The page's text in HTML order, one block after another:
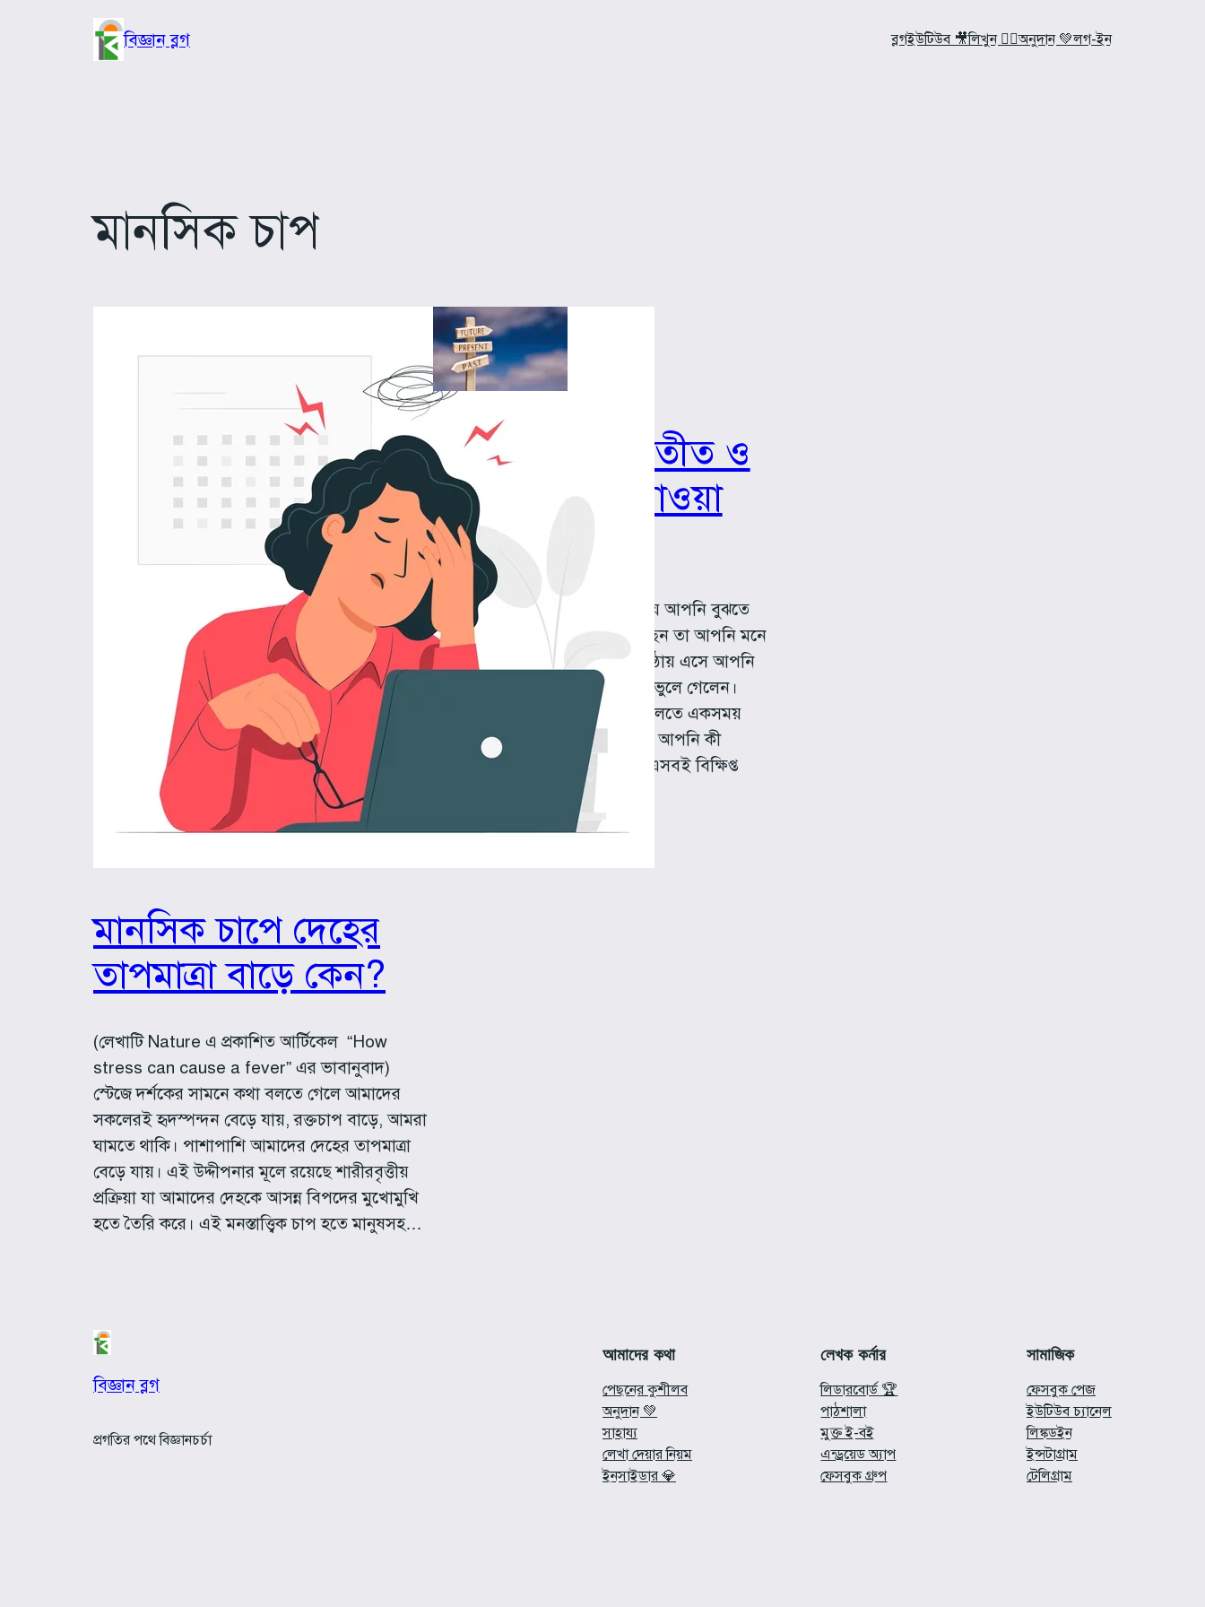
বিজ্ঞান ব্লগ ব্লগইউটিউব 🎥লিখুন ✍🏼অনুদান 💚লগ-ইন
মানসিক চাপ
মানসিক চাপে দেহের
তাপমাত্রা বাড়ে কেন?
(লেখাটি Nature এ প্রকাশিত আর্টিকেল “How
stress can cause a fever” এর ভাবানুবাদ)
স্টেজে দর্শকের সামনে কথা বলতে গেলে আমাদের
সকলেরই হৃদস্পন্দন বেড়ে যায়, রক্তচাপ বাড়ে, আমরা
ঘামতে থাকি। পাশাপাশি আমাদের দেহের তাপমাত্রা
বেড়ে যায়। এই উদ্দীপনার মূলে রয়েছে শারীরবৃত্তীয়
প্রক্রিয়া যা আমাদের দেহকে আসন্ন বিপদের মুখোমুখি
হতে তৈরি করে। এই মনস্তাত্ত্বিক চাপ হতে মানুষসহ…
বর্তমান থেকে অতীত ও
ভবিষ্যতে চলে যাওয়া
মন
পার্কিং জোনে গাড়ি পার্ক করতে গিয়ে আপনি বুঝতে
পারলেন আপনি কোথা থেকে এসেছেন তা আপনি মনে
করতে পারছেন না। বইয়ের শেষ পৃষ্ঠায় এসে আপনি
এতক্ষণ ধরে কী পড়ছেন তা হয়তো ভুলে গেলেন।
একজন মানুষের সাথে কথা বলতে বলতে একসময়
আপনি খেয়াল করলেন এতক্ষন ধরে আপনি কী
বলছিলেন তা সব ভুলে গিয়েছেন। এসবই বিক্ষিপ্ত
বিজ্ঞান ব্লগ
প্রগতির পথে বিজ্ঞানচর্চা
আমাদের কথা
পেছনের কুশীলব
অনুদান 💚
সাহায্য
লেখা দেয়ার নিয়ম
ইনসাইডার 💎
লেখক কর্নার
লিডারবোর্ড 🏆
পাঠশালা
মুক্ত ই-বই
এন্ড্রয়েড অ্যাপ
ফেসবুক গ্রুপ
সামাজিক
ফেসবুক পেজ
ইউটিউব চ্যানেল
লিঙ্কডইন
ইন্সটাগ্রাম
টেলিগ্রাম